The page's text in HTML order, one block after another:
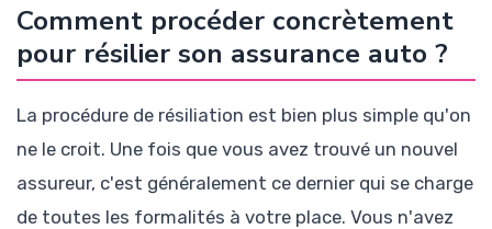
Comment procéder concrètement
pour résilier son assurance auto ?
La procédure de résiliation est bien plus simple qu'on
ne le croit. Une fois que vous avez trouvé un nouvel
assureur, c'est généralement ce dernier qui se charge
de toutes les formalités à votre place. Vous n'avez